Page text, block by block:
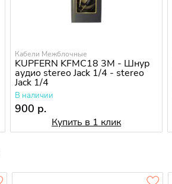
Кабели Межблочные
KUPFERN KFMC18 3M - Шнур
аудио stereo Jack 1/4 - stereo
Jack 1/4
В наличии
900 р.
Купить в 1 клик